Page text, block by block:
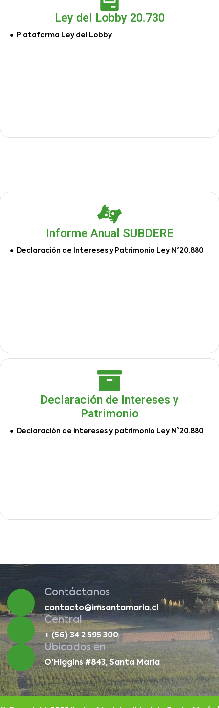
Ley del Lobby 20.730
Plataforma Ley del Lobby
Informe Anual SUBDERE
Declaración de Intereses y Patrimonio Ley N°20.880
Declaración de Intereses y
Patrimonio
Declaración de intereses y patrimonio Ley N°20.880
Contáctanos
contacto@imsantamaria.cl
Central
+ (56) 34 2 595 300
Ubicados en
O'Higgins #843, Santa María